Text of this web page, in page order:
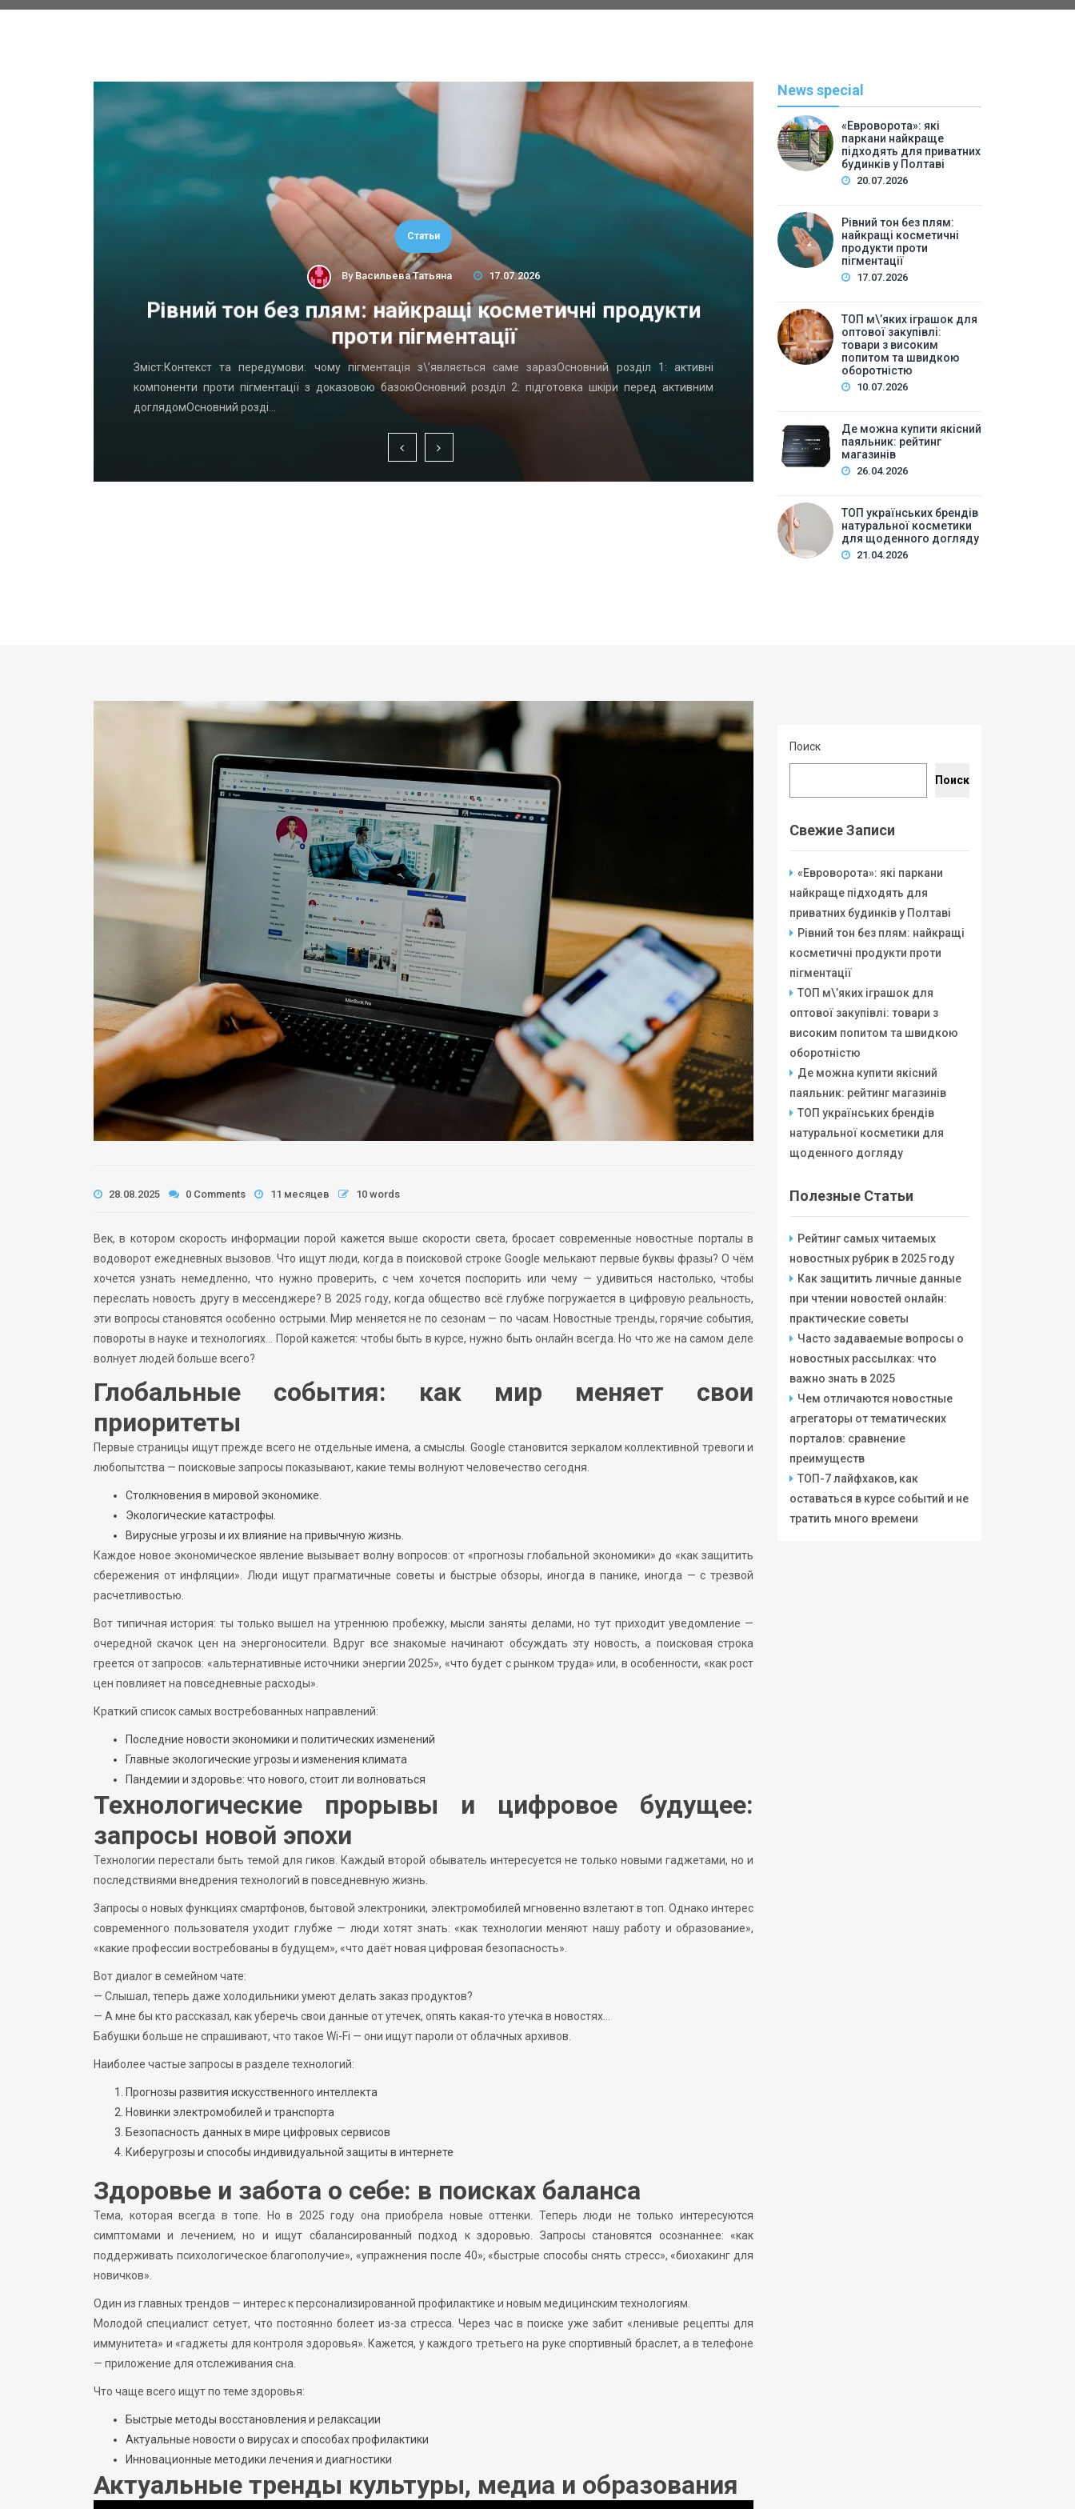
Статьи
By Васильева Татьяна 17.07.2026
Рівний тон без плям: найкращі косметичні продукти
проти пігментації
Зміст:Контекст та передумови: чому пігментація з\’являється саме заразОсновний розділ 1: активні
компоненти проти пігментації з доказовою базоюОсновний розділ 2: підготовка шкіри перед активним
доглядомОсновний розді…
ТОП м\’яких іграшок для
високим попитом
Зміст:Історія попиту на м\’які іграшки: від
оптової закупівлі у 2026 роціKalibri — лідер за
News special
«Евроворота»: які
паркани найкраще
підходять для приватних
будинків у Полтаві
20.07.2026
Рівний тон без плям:
найкращі косметичні
продукти проти
пігментації
17.07.2026
ТОП м\’яких іграшок для
оптової закупівлі:
товари з високим
попитом та швидкою
оборотністю
10.07.2026
Де можна купити якісний
паяльник: рейтинг
магазинів
26.04.2026
ТОП українських брендів
натуральної косметики
для щоденного догляду
21.04.2026
28.08.2025 0 Comments 11 месяцев 10 words
Век, в котором скорость информации порой кажется выше скорости света, бросает современные новостные порталы в
водоворот ежедневных вызовов. Что ищут люди, когда в поисковой строке Google мелькают первые буквы фразы? О чём
хочется узнать немедленно, что нужно проверить, с чем хочется поспорить или чему — удивиться настолько, чтобы
переслать новость другу в мессенджере? В 2025 году, когда общество всё глубже погружается в цифровую реальность,
эти вопросы становятся особенно острыми. Мир меняется не по сезонам — по часам. Новостные тренды, горячие события,
повороты в науке и технологиях… Порой кажется: чтобы быть в курсе, нужно быть онлайн всегда. Но что же на самом деле
волнует людей больше всего?
Глобальные события: как мир меняет свои
приоритеты
Первые страницы ищут прежде всего не отдельные имена, а смыслы. Google становится зеркалом коллективной тревоги и
любопытства — поисковые запросы показывают, какие темы волнуют человечество сегодня.
Столкновения в мировой экономике.
Экологические катастрофы.
Вирусные угрозы и их влияние на привычную жизнь.
Каждое новое экономическое явление вызывает волну вопросов: от «прогнозы глобальной экономики» до «как защитить
сбережения от инфляции». Люди ищут прагматичные советы и быстрые обзоры, иногда в панике, иногда — с трезвой
расчетливостью.
Вот типичная история: ты только вышел на утреннюю пробежку, мысли заняты делами, но тут приходит уведомление —
очередной скачок цен на энергоносители. Вдруг все знакомые начинают обсуждать эту новость, а поисковая строка
греется от запросов: «альтернативные источники энергии 2025», «что будет с рынком труда» или, в особенности, «как рост
цен повлияет на повседневные расходы».
Краткий список самых востребованных направлений:
Последние новости экономики и политических изменений
Главные экологические угрозы и изменения климата
Пандемии и здоровье: что нового, стоит ли волноваться
Технологические прорывы и цифровое будущее:
запросы новой эпохи
Технологии перестали быть темой для гиков. Каждый второй обыватель интересуется не только новыми гаджетами, но и
последствиями внедрения технологий в повседневную жизнь.
Запросы о новых функциях смартфонов, бытовой электроники, электромобилей мгновенно взлетают в топ. Однако интерес
современного пользователя уходит глубже — люди хотят знать: «как технологии меняют нашу работу и образование»,
«какие профессии востребованы в будущем», «что даёт новая цифровая безопасность».
Вот диалог в семейном чате:
— Слышал, теперь даже холодильники умеют делать заказ продуктов?
— А мне бы кто рассказал, как уберечь свои данные от утечек, опять какая-то утечка в новостях…
Бабушки больше не спрашивают, что такое Wi-Fi — они ищут пароли от облачных архивов.
Наиболее частые запросы в разделе технологий:
Прогнозы развития искусственного интеллекта
Новинки электромобилей и транспорта
Безопасность данных в мире цифровых сервисов
Киберугрозы и способы индивидуальной защиты в интернете
Здоровье и забота о себе: в поисках баланса
Тема, которая всегда в топе. Но в 2025 году она приобрела новые оттенки. Теперь люди не только интересуются
симптомами и лечением, но и ищут сбалансированный подход к здоровью. Запросы становятся осознаннее: «как
поддерживать психологическое благополучие», «упражнения после 40», «быстрые способы снять стресс», «биохакинг для
новичков».
Один из главных трендов — интерес к персонализированной профилактике и новым медицинским технологиям.
Молодой специалист сетует, что постоянно болеет из-за стресса. Через час в поиске уже забит «ленивые рецепты для
иммунитета» и «гаджеты для контроля здоровья». Кажется, у каждого третьего на руке спортивный браслет, а в телефоне
— приложение для отслеживания сна.
Что чаще всего ищут по теме здоровья:
Быстрые методы восстановления и релаксации
Актуальные новости о вирусах и способах профилактики
Инновационные методики лечения и диагностики
Актуальные тренды культуры, медиа и образования
Поиск
Поиск
Свежие Записи
«Евроворота»: які паркани
найкраще підходять для
приватних будинків у Полтаві
Рівний тон без плям: найкращі
косметичні продукти проти
пігментації
ТОП м\’яких іграшок для
оптової закупівлі: товари з
високим попитом та швидкою
оборотністю
Де можна купити якісний
паяльник: рейтинг магазинів
ТОП українських брендів
натуральної косметики для
щоденного догляду
Полезные Статьи
Рейтинг самых читаемых
новостных рубрик в 2025 году
Как защитить личные данные
при чтении новостей онлайн:
практические советы
Часто задаваемые вопросы о
новостных рассылках: что
важно знать в 2025
Чем отличаются новостные
агрегаторы от тематических
порталов: сравнение
преимуществ
ТОП-7 лайфхаков, как
оставаться в курсе событий и не
тратить много времени